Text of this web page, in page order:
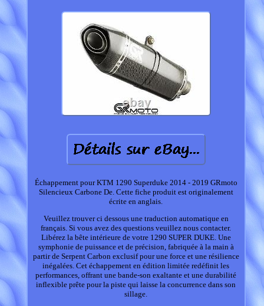
Échappement pour KTM 1290 Superduke 2014 - 2019 GRmoto
Silencieux Carbone De. Cette fiche produit est originalement
écrite en anglais.
Veuillez trouver ci dessous une traduction automatique en
français. Si vous avez des questions veuillez nous contacter.
Libérez la bête intérieure de votre 1290 SUPER DUKE. Une
symphonie de puissance et de précision, fabriquée à la main à
partir de Serpent Carbon exclusif pour une force et une résilience
inégalées. Cet échappement en édition limitée redéfinit les
performances, offrant une bande-son exaltante et une durabilité
inflexible prête pour la piste qui laisse la concurrence dans son
sillage.